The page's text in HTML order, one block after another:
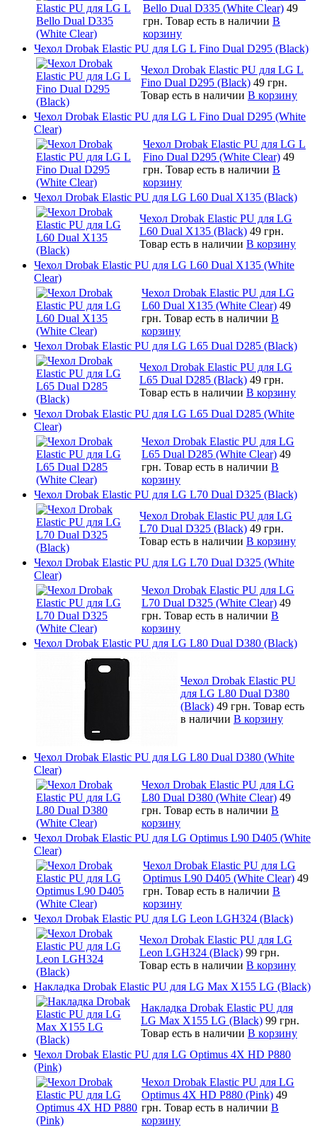
Bello Dual D335 (White Clear) 49
грн. Товар есть в наличии В
корзину
Чехол Drobak Elastic PU для LG L Fino Dual D295 (Black)
Чехол Drobak Elastic PU для LG L
Fino Dual D295 (Black) 49 грн.
Товар есть в наличии В корзину
Чехол Drobak Elastic PU для LG L Fino Dual D295 (White
Clear)
Чехол Drobak Elastic PU для LG L
Fino Dual D295 (White Clear) 49
грн. Товар есть в наличии В
корзину
Чехол Drobak Elastic PU для LG L60 Dual X135 (Black)
Чехол Drobak Elastic PU для LG
L60 Dual X135 (Black) 49 грн.
Товар есть в наличии В корзину
Чехол Drobak Elastic PU для LG L60 Dual X135 (White
Clear)
Чехол Drobak Elastic PU для LG
L60 Dual X135 (White Clear) 49
грн. Товар есть в наличии В
корзину
Чехол Drobak Elastic PU для LG L65 Dual D285 (Black)
Чехол Drobak Elastic PU для LG
L65 Dual D285 (Black) 49 грн.
Товар есть в наличии В корзину
Чехол Drobak Elastic PU для LG L65 Dual D285 (White
Clear)
Чехол Drobak Elastic PU для LG
L65 Dual D285 (White Clear) 49
грн. Товар есть в наличии В
корзину
Чехол Drobak Elastic PU для LG L70 Dual D325 (Black)
Чехол Drobak Elastic PU для LG
L70 Dual D325 (Black) 49 грн.
Товар есть в наличии В корзину
Чехол Drobak Elastic PU для LG L70 Dual D325 (White
Clear)
Чехол Drobak Elastic PU для LG
L70 Dual D325 (White Clear) 49
грн. Товар есть в наличии В
корзину
Чехол Drobak Elastic PU для LG L80 Dual D380 (Black)
Чехол Drobak Elastic PU
для LG L80 Dual D380
(Black) 49 грн. Товар есть
в наличии В корзину
Чехол Drobak Elastic PU для LG L80 Dual D380 (White
Clear)
Чехол Drobak Elastic PU для LG
L80 Dual D380 (White Clear) 49
грн. Товар есть в наличии В
корзину
Чехол Drobak Elastic PU для LG Optimus L90 D405 (White
Clear)
Чехол Drobak Elastic PU для LG
Optimus L90 D405 (White Clear) 49
грн. Товар есть в наличии В
корзину
Чехол Drobak Elastic PU для LG Leon LGH324 (Black)
Чехол Drobak Elastic PU для LG
Leon LGH324 (Black) 99 грн.
Товар есть в наличии В корзину
Накладка Drobak Elastic PU для LG Max X155 LG (Black)
Накладка Drobak Elastic PU для
LG Max X155 LG (Black) 99 грн.
Товар есть в наличии В корзину
Чехол Drobak Elastic PU для LG Optimus 4X HD P880
(Pink)
Чехол Drobak Elastic PU для LG
Optimus 4X HD P880 (Pink) 49
грн. Товар есть в наличии В
корзину